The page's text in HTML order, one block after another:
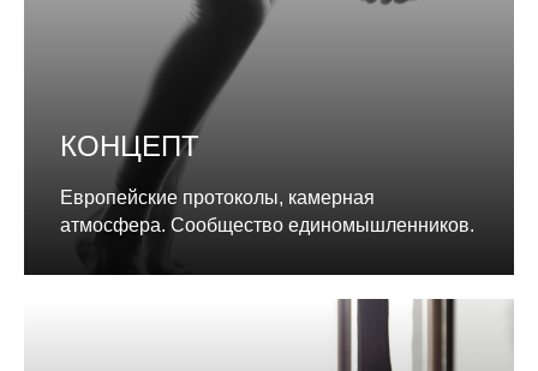
КОНЦЕПТ
Европейские протоколы, камерная
атмосфера. Сообщество единомышленников.